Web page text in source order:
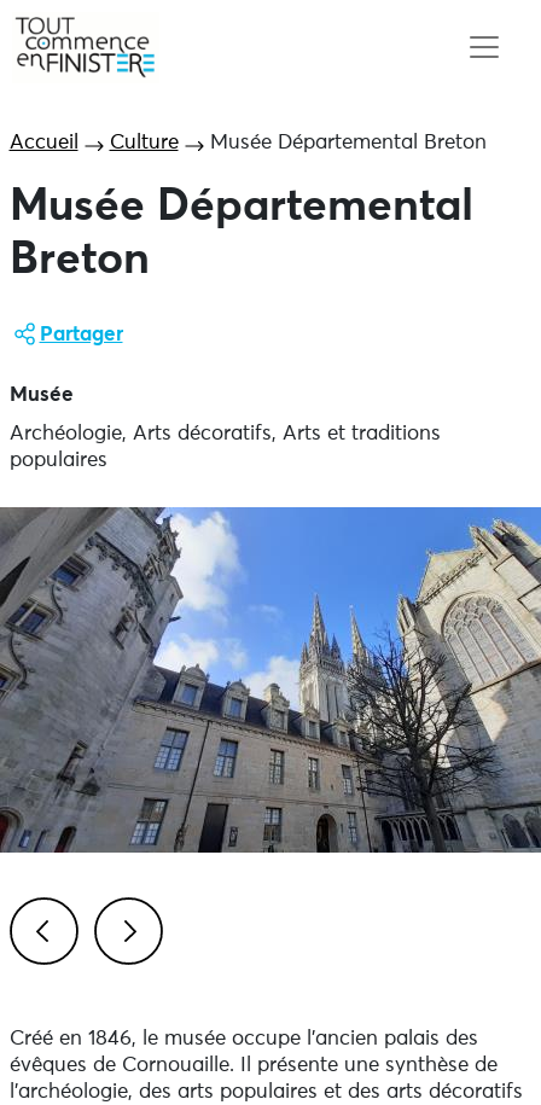
Accueil Culture Musée Départemental Breton
Musée Départemental
Breton
Partager
Musée
Archéologie, Arts décoratifs, Arts et traditions
populaires
Créé en 1846, le musée occupe l'ancien palais des
évêques de Cornouaille. Il présente une synthèse de
l'archéologie, des arts populaires et des arts décoratifs